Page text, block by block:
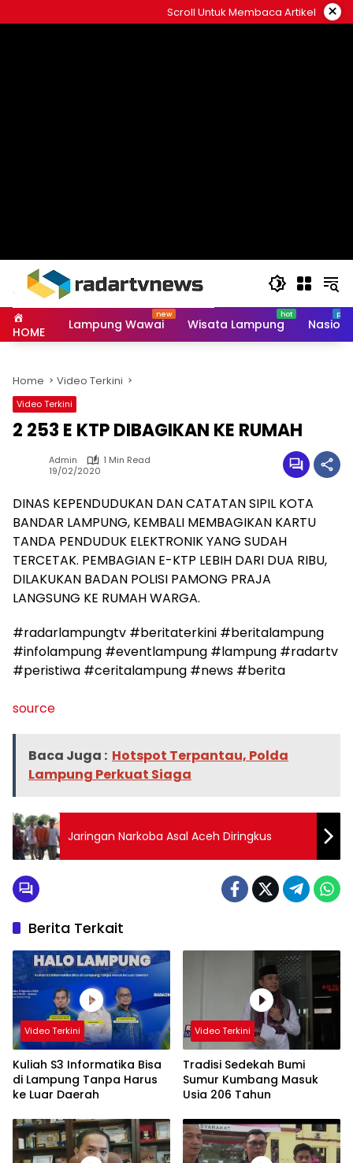
to
Scroll Untuk Membaca Artikel ×
HOME Lampung Wawai Wisata Lampung
Home Video Terkini
Video Terkini
2 253 E KTP DIBAGIKAN KE RUMAH
Admin
1 Min Read
19/02/2020
DINAS KEPENDUDUKAN DAN CATATAN SIPIL KOTA
BANDAR LAMPUNG, KEMBALI MEMBAGIKAN KARTU
TANDA PENDUDUK ELEKTRONIK YANG SUDAH
TERCETAK. PEMBAGIAN E-KTP LEBIH DARI DUA RIBU,
DILAKUKAN BADAN POLISI PAMONG PRAJA
LANGSUNG KE RUMAH WARGA.
#radarlampungtv #beritaterkini #beritalampung
#infolampung #eventlampung #lampung #radartv
#peristiwa #ceritalampung #news #berita
source
Baca Juga : Hotspot Terpantau, Polda
Lampung Perkuat Siaga
Jaringan Narkoba Asal Aceh Diringkus
Berita Terkait
Video Terkini
Kuliah S3 Informatika Bisa
di Lampung Tanpa Harus
ke Luar Daerah
Video Terkini
Tradisi Sedekah Bumi
Sumur Kumbang Masuk
Usia 206 Tahun